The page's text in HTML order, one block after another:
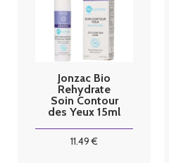
Jonzac Bio
Rehydrate
Soin Contour
des Yeux 15ml
11.49 €